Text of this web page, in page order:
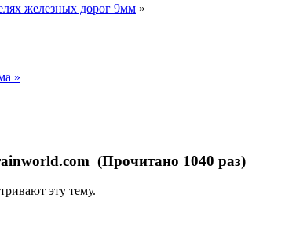
железных дорог 9мм »
»
(Прочитано 1040 раз)
эту тему.